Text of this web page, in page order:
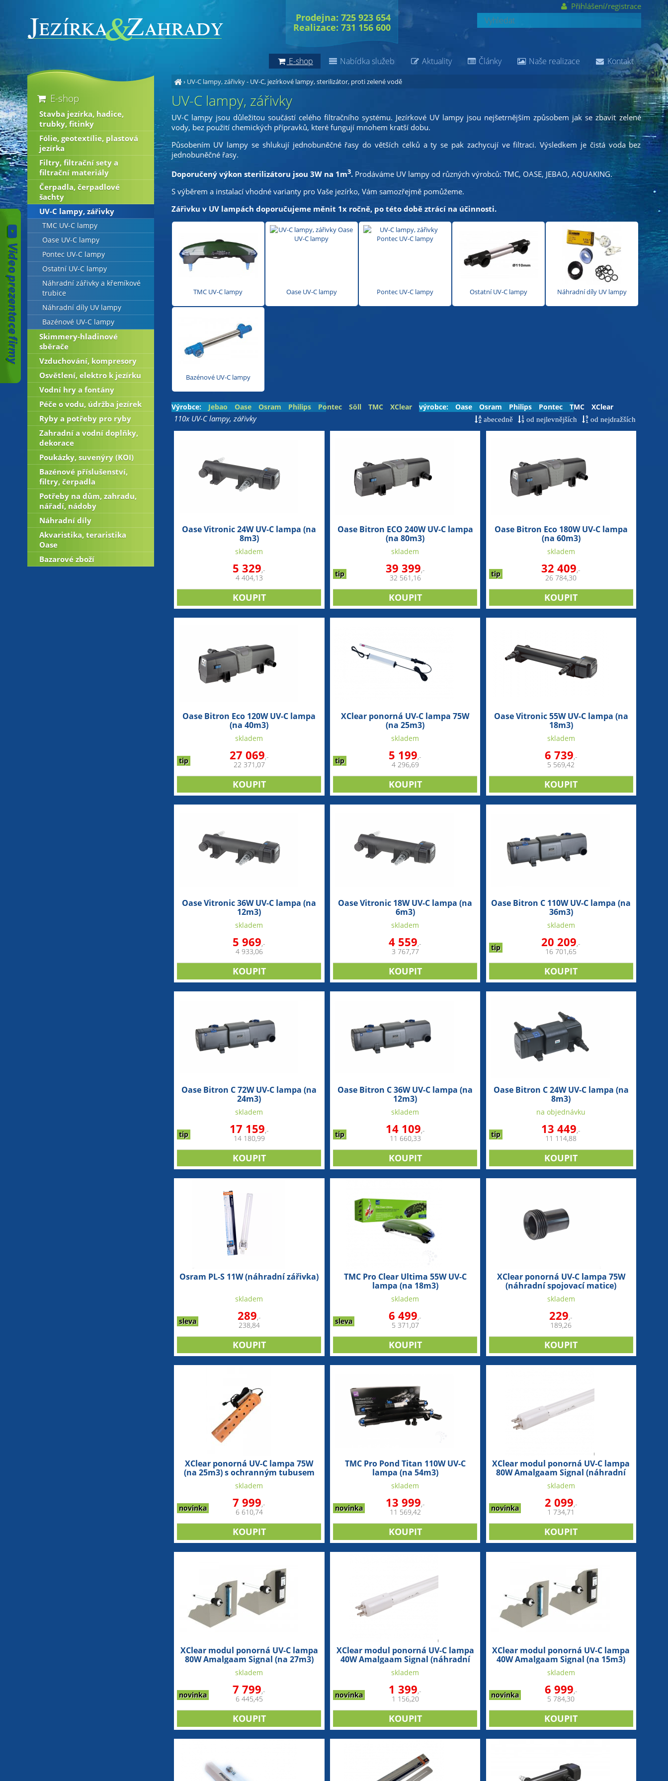
› UV-C lampy, zářivky- UV-C, jezírkové lampy, sterilizátor, proti zelené vodě
UV-C lampy, zářivky
UV-C lampy jsou důležitou součástí celého filtračního systému. Jezírkové UV lampy jsou nejšetrnějším způsobem jak se zbavit zelené
vody, bez použití chemických přípravků, které fungují mnohem kratší dobu.
Působením UV lampy se shlukují jednobuněčné řasy do větších celků a ty se pak zachycují ve filtraci. Výsledkem je čistá voda bez
jednobuněčné řasy.
Doporučený výkon sterilizátoru jsou 3W na 1m3. Prodáváme UV lampy od různých výrobců: TMC, OASE, JEBAO, AQUAKING.
S výběrem a instalací vhodné varianty pro Vaše jezírko, Vám samozřejmě pomůžeme.
Zářivku v UV lampách doporučujeme měnit 1x ročně, po této době ztrácí na účinnosti.
TMC UV-C lampy Oase UV-C lampy Pontec UV-C lampy Ostatní UV-C lampy Náhradní díly UV lampy
Bazénové UV-C lampy
Výrobce: Jebao Oase Osram Philips Pontec Söll TMC XClear výrobce: Oase Osram Philips Pontec TMC XClear
abecedně od nejlevnějších od nejdražších
110x UV-C lampy, zářivky
Oase Vitronic 24W UV-C lampa (na
8m3)
skladem
5 329,-
4 404,13
Oase Bitron ECO 240W UV-C lampa
(na 80m3)
tip
skladem
39 399,-
32 561,16
Oase Bitron Eco 180W UV-C lampa
(na 60m3)
tip
skladem
32 409,-
26 784,30
Oase Bitron Eco 120W UV-C lampa
(na 40m3)
tip
skladem
27 069,-
22 371,07
XClear ponorná UV-C lampa 75W
(na 25m3)
tip
skladem
5 199,-
4 296,69
Oase Vitronic 55W UV-C lampa (na
18m3)
skladem
6 739,-
5 569,42
Oase Vitronic 36W UV-C lampa (na
12m3)
skladem
5 969,-
4 933,06
Oase Vitronic 18W UV-C lampa (na
6m3)
skladem
4 559,-
3 767,77
Oase Bitron C 110W UV-C lampa (na
36m3)
tip
skladem
20 209,-
16 701,65
Oase Bitron C 72W UV-C lampa (na
24m3)
tip
skladem
17 159,-
14 180,99
Oase Bitron C 36W UV-C lampa (na
12m3)
tip
skladem
14 109,-
11 660,33
Oase Bitron C 24W UV-C lampa (na
8m3)
tip
na objednávku
13 449,-
11 114,88
Osram PL-S 11W (náhradní zářivka)
sleva
skladem
289,-
238,84
TMC Pro Clear Ultima 55W UV-C
lampa (na 18m3)
sleva
skladem
6 499,-
5 371,07
XClear ponorná UV-C lampa 75W
(náhradní spojovací matice)
skladem
229,-
189,26
XClear ponorná UV-C lampa 75W
(na 25m3) s ochranným tubusem
včetně zástrčky
novinka
skladem
7 999,-
6 610,74
TMC Pro Pond Titan 110W UV-C
lampa (na 54m3)
novinka
skladem
13 999,-
11 569,42
XClear modul ponorná UV-C lampa
80W Amalgaam Signal (náhradní
zářivka)
novinka
skladem
2 099,-
1 734,71
XClear modul ponorná UV-C lampa
80W Amalgaam Signal (na 27m3)
novinka
skladem
7 799,-
6 445,45
XClear modul ponorná UV-C lampa
40W Amalgaam Signal (náhradní
zářivka)
novinka
skladem
1 399,-
1 156,20
XClear modul ponorná UV-C lampa
40W Amalgaam Signal (na 15m3)
novinka
skladem
6 999,-
5 784,30
E-shop
Stavba jezírka, hadice,
trubky, fitinky
Fólie, geotextílie, plastová
jezírka
Filtry, filtrační sety a
filtrační materiály
Čerpadla, čerpadlové
šachty
UV-C lampy, zářivky
TMC UV-C lampy
Oase UV-C lampy
Pontec UV-C lampy
Ostatní UV-C lampy
Náhradní zářivky a křemíkové
trubice
Náhradní díly UV lampy
Bazénové UV-C lampy
Skimmery-hladinové
sběrače
Vzduchování, kompresory
Osvětlení, elektro k jezírku
Vodní hry a fontány
Péče o vodu, údržba jezírek
Ryby a potřeby pro ryby
Zahradní a vodní doplňky,
dekorace
Poukázky, suvenýry (KOI)
Bazénové příslušenství,
filtry, čerpadla
Potřeby na dům, zahradu,
nářadí, nádoby
Náhradní díly
Akvaristika, teraristika
Oase
Bazarové zboží
E-shop Nabídka služeb Aktuality Články Naše realizace Kontakt
Prodejna: 725 923 654
Realizace: 731 156 600
Přihlášení/registrace